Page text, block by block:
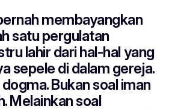
membayangkan
satu pergulatan
lahir dari hal-hal yang
sepele di dalam gereja.
Bukan soal iman
Melainkan soal